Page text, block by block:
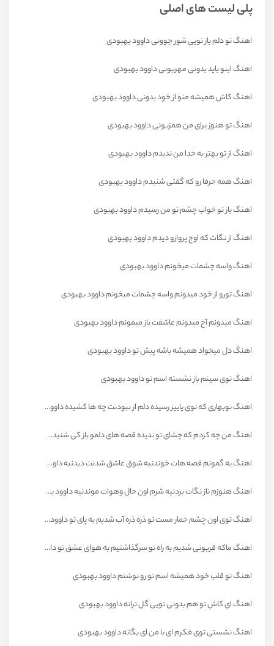
پلی لیست های اصلی
اهنگ تو دلم باز تویی شور جوونی داوود بهبودی
اهنگ اینو باید بدونی مهربونی داوود بهبودی
اهنگ کاش همیشه منو از خود بدونی داوود بهبودی
اهنگ تو هنوز برای من همزبونی داوود بهبودی
اهنگ از تو بهتر به خدا من ندیدم داوود بهبودی
اهنگ همه حرفا رو که گفتی شنیدم داوود بهبودی
اهنگ باز تو خواب چشم تو من رسیدم داوود بهبودی
اهنگ از نگات که اوج پروازو دیدم داوود بهبودی
اهنگ واسه چشمات میخونم داوود بهبودی
اهنگ تورو از خود میدونم واسه چشمات میخونم داوود بهبودی
اهنگ میدونم آخ میدونم عاشقت باز میمونم داوود بهبودی
اهنگ دل میخواد همیشه باشه پیش تو داوود بهبودی
اهنگ توی سینم باز نشسته اسم تو داوود بهبودی
اهنگ نوبهاری که توی پاییز رسیده دلم از نبودنت چه ها کشیده داوود بهبودی
اهنگ من چه کردم که چشای تو ندیده قصه های دلمو باز کی شنیده داوود بهبودی
اهنگ به گمونم قصه هات خوندنیه شوق عاشق شدنت دیدنیه داوود بهبودی
اهنگ هنوزم ناز نگات بردنیه شرم اون حال وهوات موندنیه داوود بهبودی
اهنگ توی اون چشم خمار مست تو ذره ذره آب شدیم به پای تو داوود بهبودی
اهنگ ماکه قربونی شدیم به راه تو سرگذاشتیم به هوای عشق تو داوود بهبودی
اهنگ تو قلب خود همیشه اسم تو رو نوشتم داوود بهبودی
اهنگ ای کاش تو هم بدونی تویی گل ترانه داوود بهبودی
اهنگ نشستی توی فکرم ای با من ای یگانه داوود بهبودی